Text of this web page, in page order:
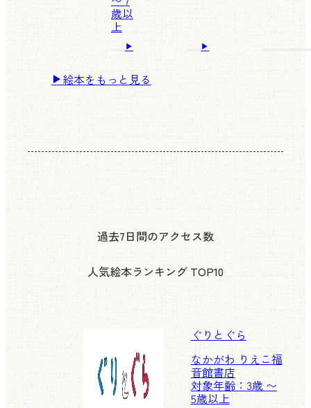
歳以
上
絵本をもっと見る
過去7日間のアクセス数
人気絵本ランキング TOP10
ぐりとぐら
なかがわ りえこ福
音館書店
対象年齢：3歳 〜
5歳以上